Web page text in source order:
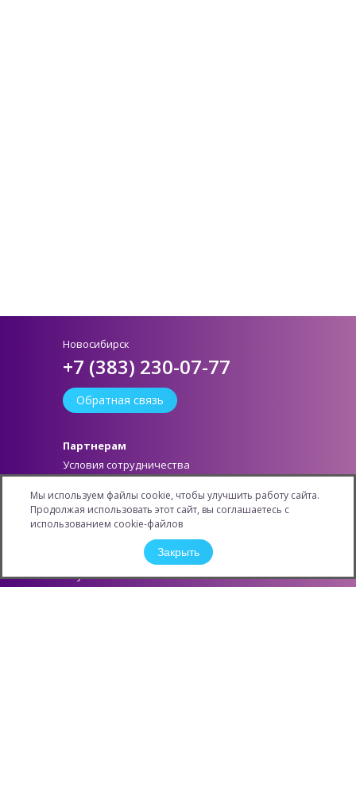
Новосибирск
+7 (383) 230-07-77
Обратная связь
Партнерам
Условия сотрудничества
Как стать партнером
Личный кабинет
Информация
Обучение
Конкурсы и Акции
Мы используем файлы cookie, чтобы улучшить работу сайта.
Продолжая использовать этот сайт, вы соглашаетесь с
использованием cookie-файлов
Закрыть